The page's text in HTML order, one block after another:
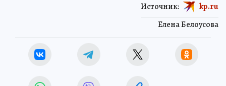
Елена Белоусова
Источник: kp.ru